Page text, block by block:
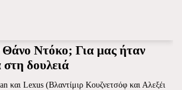
Ντόκο; Για μας ήταν
δουλειά
και Lexus (Βλαντίμιρ Κουζνετσόφ και Αλεξέι